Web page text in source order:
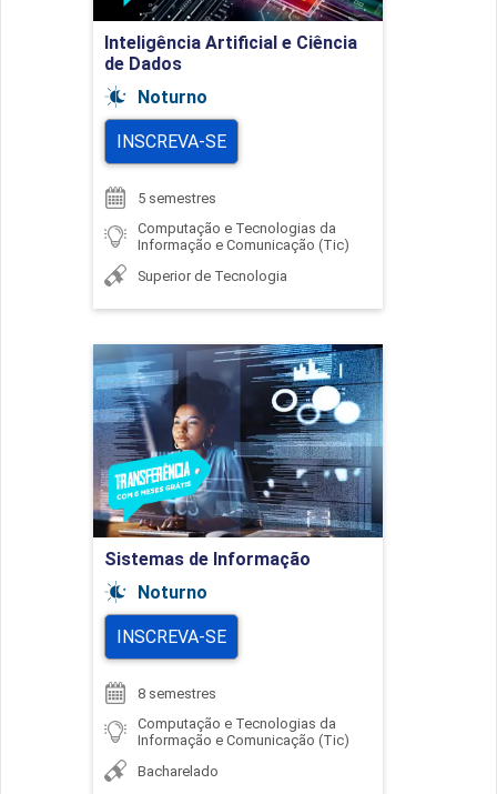
Inteligência Artificial e Ciência
de Dados
Noturno
INSCREVA-SE
5 semestres
Computação e Tecnologias da
Informação e Comunicação (Tic)
Superior de Tecnologia
Ir para Inscrição
Sistemas de Informação
Noturno
INSCREVA-SE
8 semestres
Computação e Tecnologias da
Informação e Comunicação (Tic)
Bacharelado
Sistemas de Informação
Detalhes do curso
Ir para Inscrição